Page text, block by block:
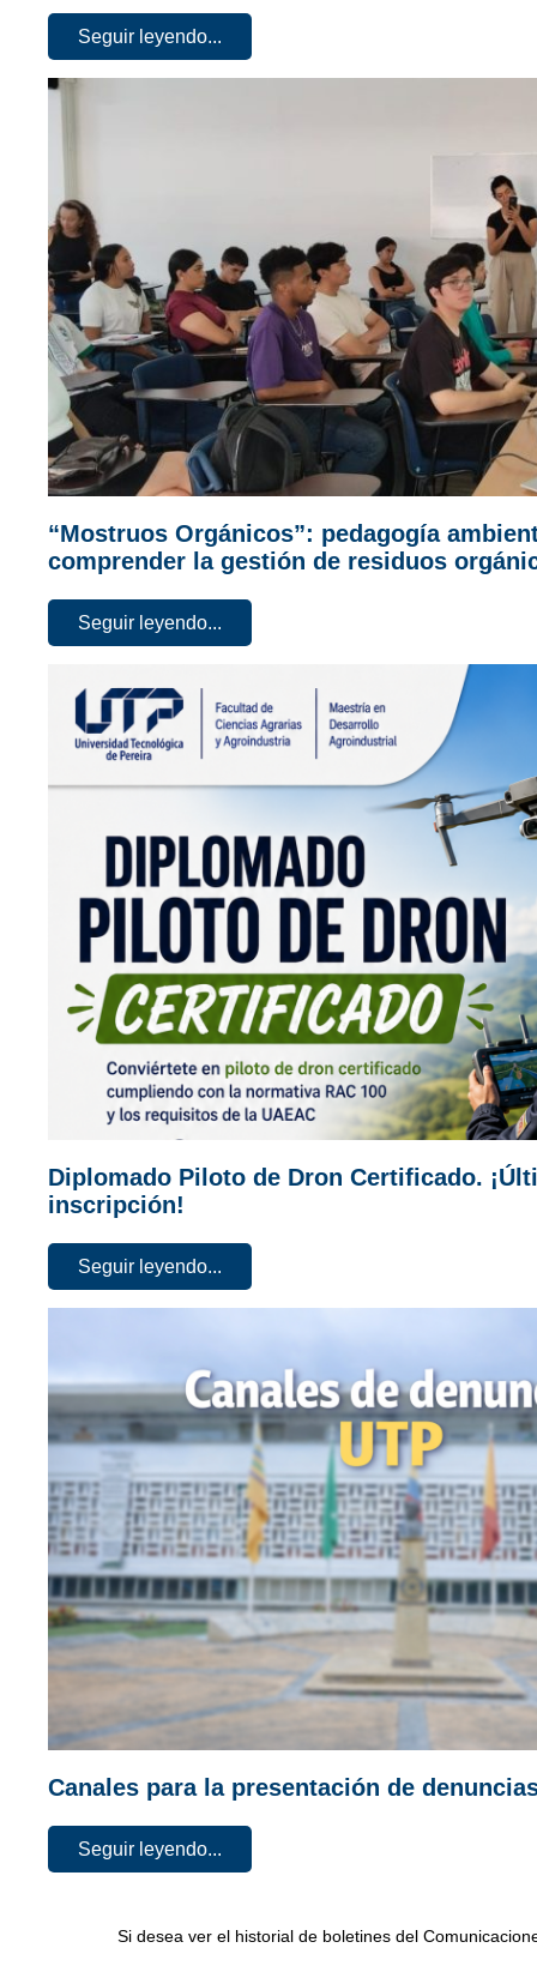
Seguir leyendo...
“Mostruos Orgánicos”: pedagogía
comprender la gestión de residuos
Seguir leyendo...
Diplomado Piloto de Dron Certificado.
inscripción!
Seguir leyendo...
Canales para la presentación de
Seguir leyendo...
Si desea ver el historial de boletines del